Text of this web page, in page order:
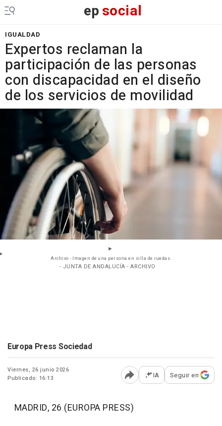
epsocial
IGUALDAD
Expertos reclaman la
participación de las personas
con discapacidad en el diseño
de los servicios de movilidad
Archivo - Imagen de una persona en silla de ruedas.
- JUNTA DE ANDALUCÍA - ARCHIVO
Europa Press Sociedad
Viernes, 26 junio 2026
Publicado: 16:13
Abrir opciones para
IA Seguir en
MADRID, 26 (EUROPA PRESS)